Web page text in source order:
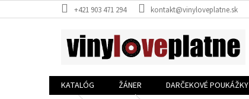
na
+421 903 471 294 kontakt@vinyloveplatne.sk
KATALÓG ŽÁNER DARČEKOVÉ POUKÁŽKY